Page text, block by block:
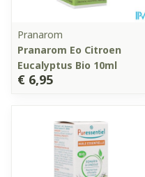
Pranarom
Pranarom Eo Citroen
Eucalyptus Bio 10ml
€ 6,95